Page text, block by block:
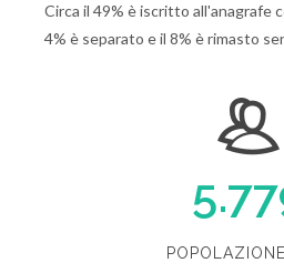
Circa il 49% è iscritto all'anagrafe
4% è separato e il 8% è rimasto